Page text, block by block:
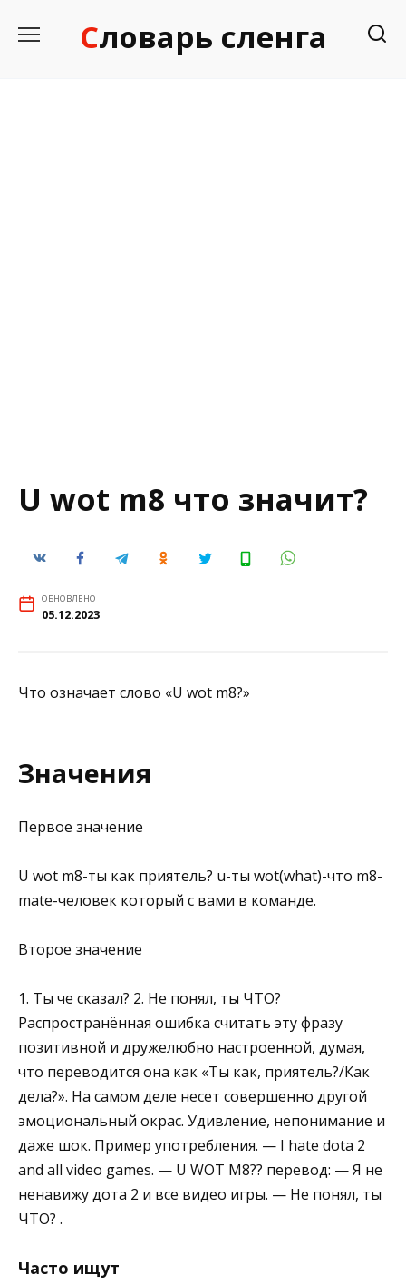
Словарь сленга
U wot m8 что значит?
ОБНОВЛЕНО
05.12.2023
Что означает слово «U wot m8?»
Значения
Первое значение
U wot m8-ты как приятель? u-ты wot(what)-что m8-
mate-человек который с вами в команде.
Второе значение
1. Ты че сказал? 2. Не понял, ты ЧТО?
Распространённая ошибка считать эту фразу
позитивной и дружелюбно настроенной, думая,
что переводится она как «Ты как, приятель?/Как
дела?». На самом деле несет совершенно другой
эмоциональный окрас. Удивление, непонимание и
даже шок. Пример употребления. — I hate dota 2
and all video games. — U WOT M8?? перевод: — Я не
ненавижу дота 2 и все видео игры. — Не понял, ты
ЧТО? .
Часто ищут